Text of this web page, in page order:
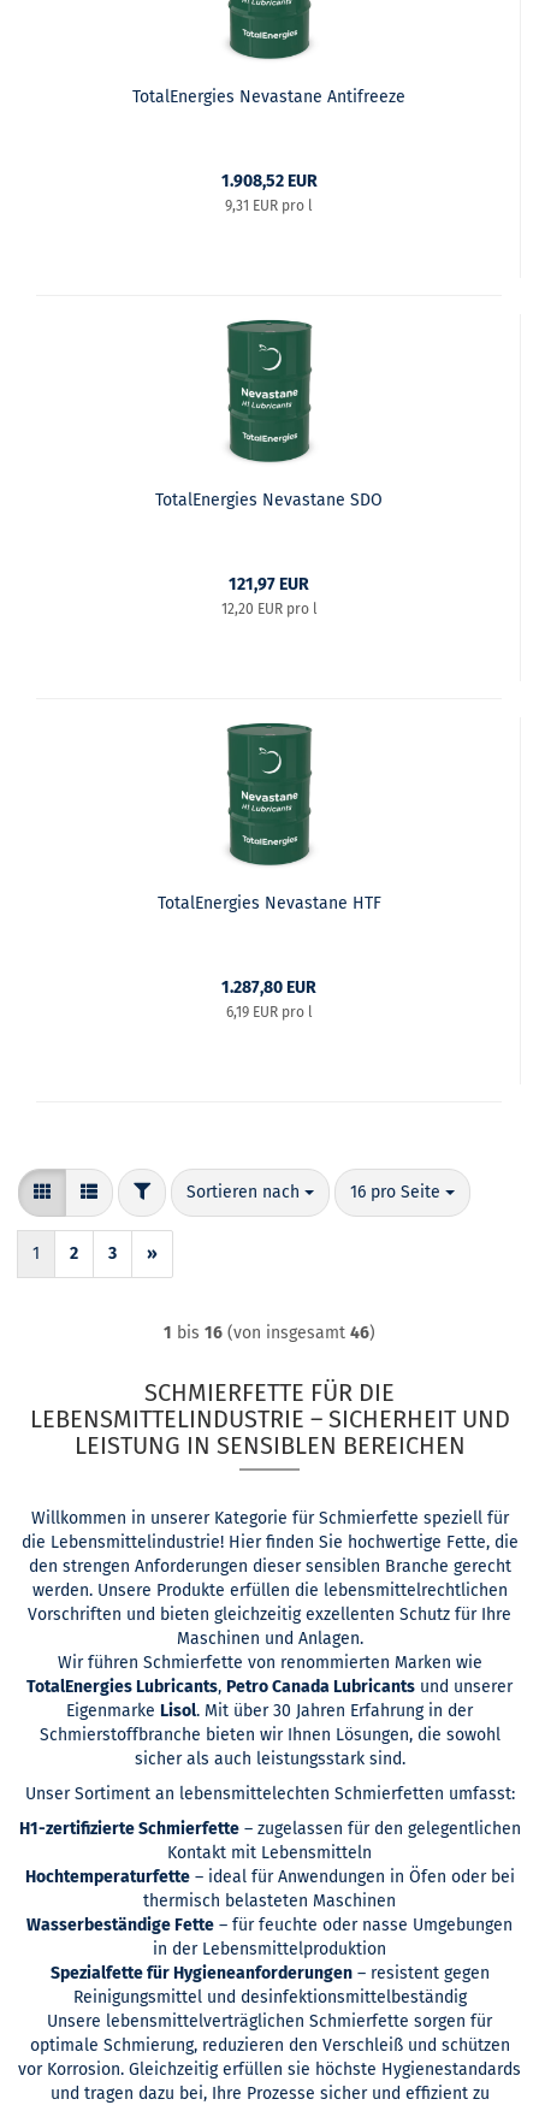
TotalEnergies Nevastane Antifreeze
1.908,52 EUR
9,31 EUR pro l
TotalEnergies Nevastane SDO
121,97 EUR
12,20 EUR pro l
TotalEnergies Nevastane HTF
1.287,80 EUR
6,19 EUR pro l
FILTERSortieren nach
Sortieren nach 16 pro Seite
pro Seite
1 2 3 »
1 bis 16 (von insgesamt 46)
SCHMIERFETTE FÜR DIE
LEBENSMITTELINDUSTRIE – SICHERHEIT UND
LEISTUNG IN SENSIBLEN BEREICHEN
Willkommen in unserer Kategorie für Schmierfette speziell für
die Lebensmittelindustrie! Hier finden Sie hochwertige Fette, die
den strengen Anforderungen dieser sensiblen Branche gerecht
werden. Unsere Produkte erfüllen die lebensmittelrechtlichen
Vorschriften und bieten gleichzeitig exzellenten Schutz für Ihre
Maschinen und Anlagen.
Wir führen Schmierfette von renommierten Marken wie
TotalEnergies Lubricants, Petro Canada Lubricants und unserer
Eigenmarke Lisol. Mit über 30 Jahren Erfahrung in der
Schmierstoffbranche bieten wir Ihnen Lösungen, die sowohl
sicher als auch leistungsstark sind.
Unser Sortiment an lebensmittelechten Schmierfetten umfasst:
H1-zertifizierte Schmierfette– zugelassen für den gelegentlichen
Kontakt mit Lebensmitteln
Hochtemperaturfette– ideal für Anwendungen in Öfen oder bei
thermisch belasteten Maschinen
Wasserbeständige Fette – für feuchte oder nasse Umgebungen
in der Lebensmittelproduktion
Spezialfette für Hygieneanforderungen– resistent gegen
Reinigungsmittel und desinfektionsmittelbeständig
Unsere lebensmittelverträglichen Schmierfette sorgen für
optimale Schmierung, reduzieren den Verschleiß und schützen
vor Korrosion. Gleichzeitig erfüllen sie höchste Hygienestandards
und tragen dazu bei, Ihre Prozesse sicher und effizient zu